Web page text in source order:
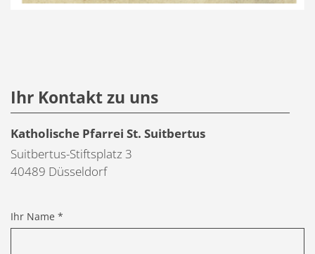
Ihr Name *
Ihr Kontakt zu uns
Katholische Pfarrei St. Suitbertus
Suitbertus-Stiftsplatz 3
40489 Düsseldorf